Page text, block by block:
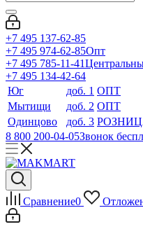
+7 495 137-62-85
+7 495 974-62-85Опт
+7 495 785-11-41
+7 495 134-42-64
Юг
доб. 1 ОПТ
Мытищи
доб. 2 ОПТ
Одинцово
доб. 3
8 800 200-04-05Звонок
Сравнение0